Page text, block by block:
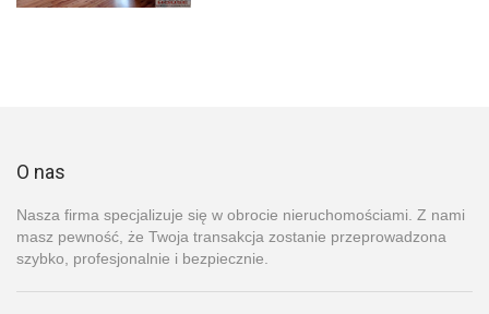
O nas
Nasza firma specjalizuje się w obrocie nieruchomościami. Z nami
masz pewność, że Twoja transakcja zostanie przeprowadzona
szybko, profesjonalnie i bezpiecznie.